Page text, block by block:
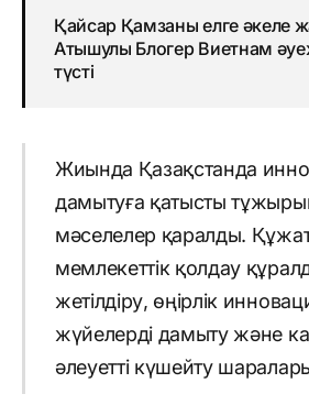
Қайсар Қамзаны елге әкеле
Атышулы Блогер Виетнам
түсті
Жиында Қазақстанда
дамытуға қатысты
мәселелер қаралды.
мемлекеттік қолдау
жетілдіру, өңірлік
жүйелерді дамыту және
әлеуетті күшейту